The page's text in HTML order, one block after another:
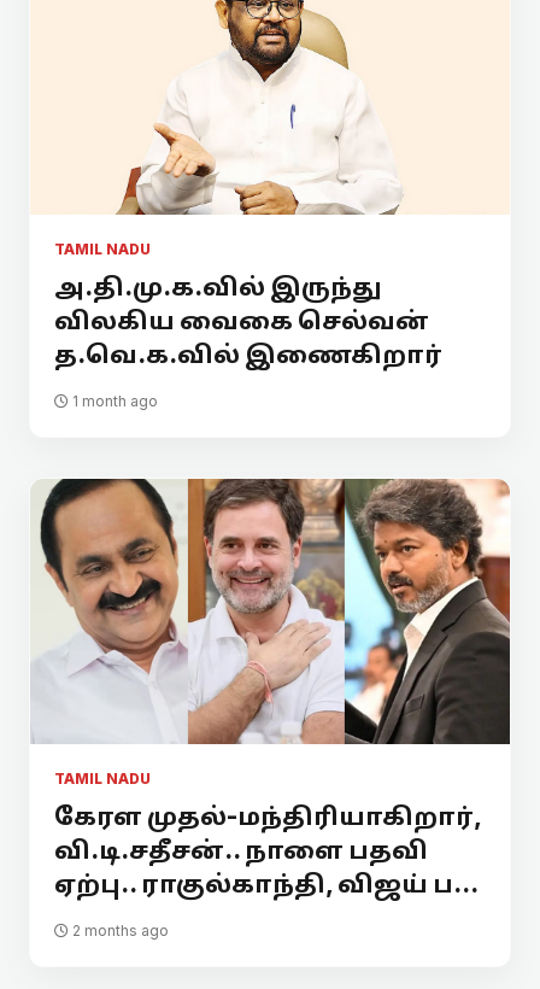
TAMIL NADU
அ.தி.மு.க.வில் இருந்து
விலகிய வைகை செல்வன்
த.வெ.க.வில் இணைகிறார்
1 month ago
TAMIL NADU
கேரள முதல்-மந்திரியாகிறார்,
வி.டி.சதீசன்.. நாளை பதவி
ஏற்பு.. ராகுல்காந்தி, விஜய் ப...
2 months ago